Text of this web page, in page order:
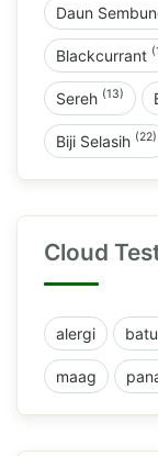
Daun
Blackcurrant
Sereh (13)
Biji Selasih (22)
Cloud
alergi
maag